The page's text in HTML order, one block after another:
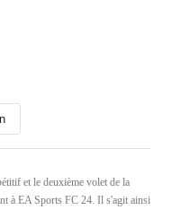
et le deuxième volet de la
à EA Sports FC 24. Il s'agit ainsi